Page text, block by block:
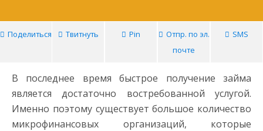
Поделиться Твитнуть Pin
Отпр. по эл.
почте
SMS
В последнее время быстрое получение займа
является достаточно востребованной услугой.
Именно поэтому существует большое количество
микрофинансовых организаций, которые